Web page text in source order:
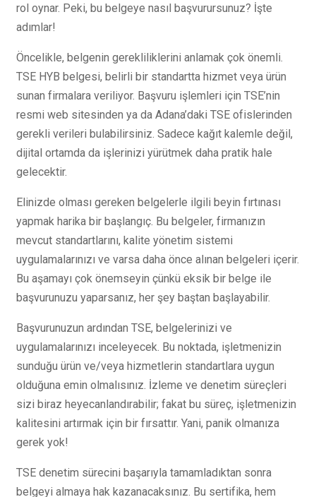
rol oynar. Peki, bu belgeye nasıl başvurursunuz? İşte
adımlar!
Öncelikle, belgenin gerekliliklerini anlamak çok önemli.
TSE HYB belgesi, belirli bir standartta hizmet veya ürün
sunan firmalara veriliyor. Başvuru işlemleri için TSE’nin
resmi web sitesinden ya da Adana’daki TSE ofislerinden
gerekli verileri bulabilirsiniz. Sadece kağıt kalemle değil,
dijital ortamda da işlerinizi yürütmek daha pratik hale
gelecektir.
Elinizde olması gereken belgelerle ilgili beyin fırtınası
yapmak harika bir başlangıç. Bu belgeler, firmanızın
mevcut standartlarını, kalite yönetim sistemi
uygulamalarınızı ve varsa daha önce alınan belgeleri içerir.
Bu aşamayı çok önemseyin çünkü eksik bir belge ile
başvurunuzu yaparsanız, her şey baştan başlayabilir.
Başvurunuzun ardından TSE, belgelerinizi ve
uygulamalarınızı inceleyecek. Bu noktada, işletmenizin
sunduğu ürün ve/veya hizmetlerin standartlara uygun
olduğuna emin olmalısınız. İzleme ve denetim süreçleri
sizi biraz heyecanlandırabilir; fakat bu süreç, işletmenizin
kalitesini artırmak için bir fırsattır. Yani, panik olmanıza
gerek yok!
TSE denetim sürecini başarıyla tamamladıktan sonra
belgeyi almaya hak kazanacaksınız. Bu sertifika, hem